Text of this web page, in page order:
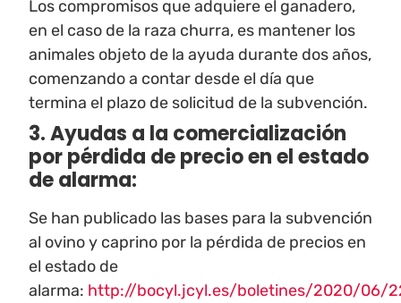
Los compromisos que adquiere el ganadero,
en el caso de la raza churra, es mantener los
animales objeto de la ayuda durante dos años,
comenzando a contar desde el día que
termina el plazo de solicitud de la subvención.
3. Ayudas a la comercialización
por pérdida de precio en el estado
de alarma:
Se han publicado las bases para la subvención
al ovino y caprino por la pérdida de precios en
el estado de
alarma: http://bocyl.jcyl.es/boletines/2020/06/